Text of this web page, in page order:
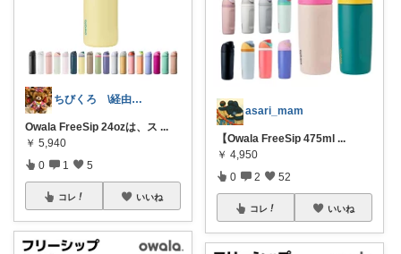
ちびくろ \経由購入ありがとうござます/
Owala FreeSip 24ozは、ス ...
￥ 5,940
0 1 5
コレ いいね
asari_mam
【Owala FreeSip 475ml ...
￥ 4,950
0 2 52
コレ いいね